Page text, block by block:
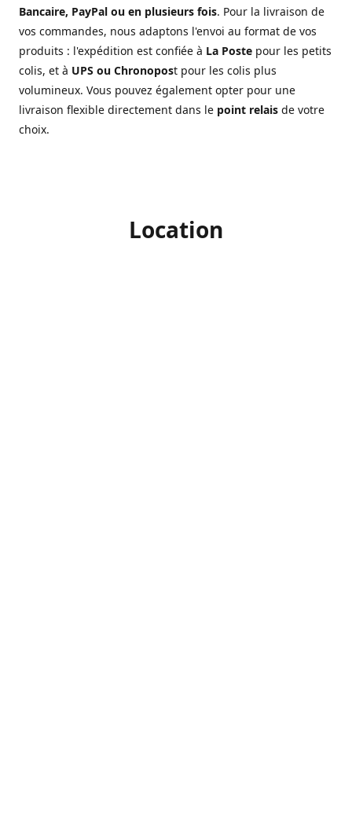
Bancaire, PayPal ou en plusieurs fois. Pour la livraison de
vos commandes, nous adaptons l'envoi au format de vos
produits : l'expédition est confiée à La Poste pour les petits
colis, et à UPS ou Chronopost pour les colis plus
volumineux. Vous pouvez également opter pour une
livraison flexible directement dans le point relais de votre
choix.
Location